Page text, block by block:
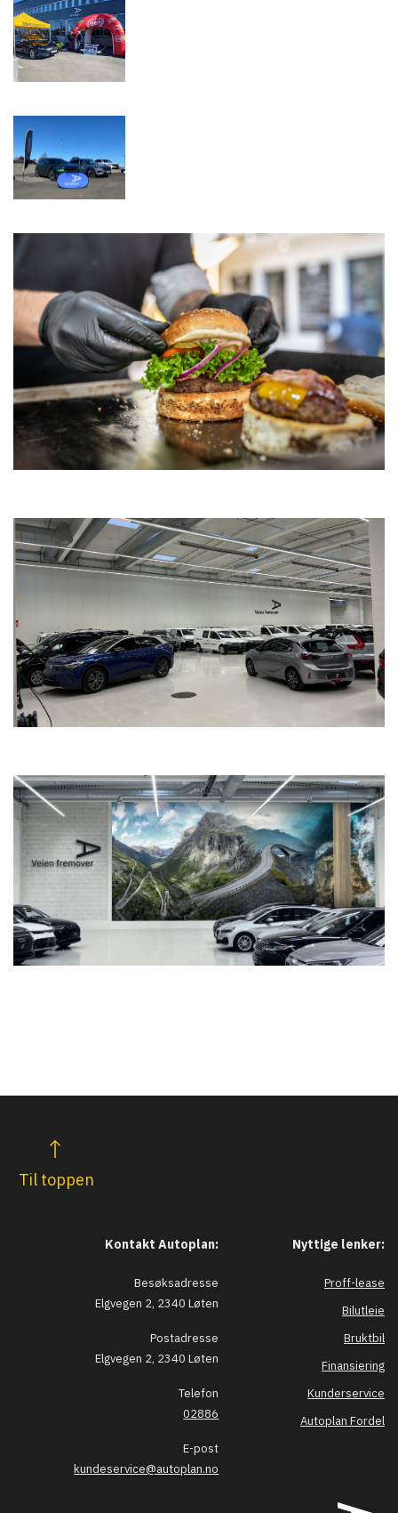
Til toppen
Kontakt Autoplan:
Besøksadresse
Elgvegen 2, 2340 Løten
Postadresse
Elgvegen 2, 2340 Løten
Telefon
02886
E-post
kundeservice@autoplan.no
Nyttige lenker:
Proff-lease
Bilutleie
Bruktbil
Finansiering
Kunderservice
Autoplan Fordel